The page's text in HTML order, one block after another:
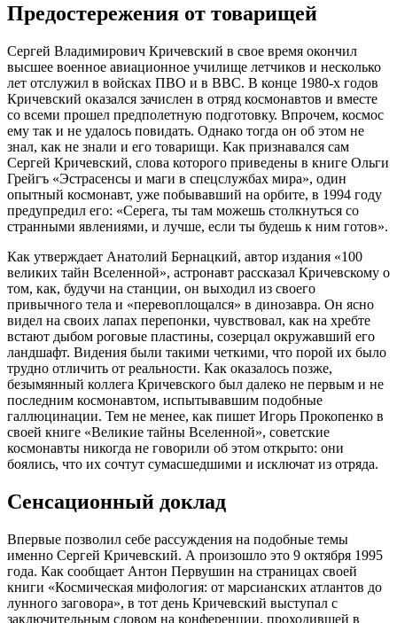
Предостережения от товарищей
Сергей Владимирович Кричевский в свое время окончил
высшее военное авиационное училище летчиков и несколько
лет отслужил в войсках ПВО и в ВВС. В конце 1980-х годов
Кричевский оказался зачислен в отряд космонавтов и вместе
со всеми прошел предполетную подготовку. Впрочем, космос
ему так и не удалось повидать. Однако тогда он об этом не
знал, как не знали и его товарищи. Как признавался сам
Сергей Кричевский, слова которого приведены в книге Ольги
Грейгъ «Эстрасенсы и маги в спецслужбах мира», один
опытный космонавт, уже побывавший на орбите, в 1994 году
предупредил его: «Серега, ты там можешь столкнуться со
странными явлениями, и лучше, если ты будешь к ним готов».
Как утверждает Анатолий Бернацкий, автор издания «100
великих тайн Вселенной», астронавт рассказал Кричевскому о
том, как, будучи на станции, он выходил из своего
привычного тела и «перевоплощался» в динозавра. Он ясно
видел на своих лапах перепонки, чувствовал, как на хребте
встают дыбом роговые пластины, созерцал окружавший его
ландшафт. Видения были такими четкими, что порой их было
трудно отличить от реальности. Как оказалось позже,
безымянный коллега Кричевского был далеко не первым и не
последним космонавтом, испытывавшим подобные
галлюцинации. Тем не менее, как пишет Игорь Прокопенко в
своей книге «Великие тайны Вселенной», советские
космонавты никогда не говорили об этом открыто: они
боялись, что их сочтут сумасшедшими и исключат из отряда.
Сенсационный доклад
Впервые позволил себе рассуждения на подобные темы
именно Сергей Кричевский. А произошло это 9 октября 1995
года. Как сообщает Антон Первушин на страницах своей
книги «Космическая мифология: от марсианских атлантов до
лунного заговора», в тот день Кричевский выступал с
заключительным словом на конференции, проходившей в